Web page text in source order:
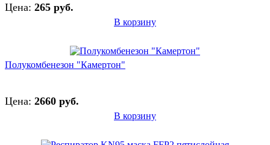
Цена: 265 руб.
В корзину
Полукомбенезон "Камертон"
Цена: 2660 руб.
В корзину